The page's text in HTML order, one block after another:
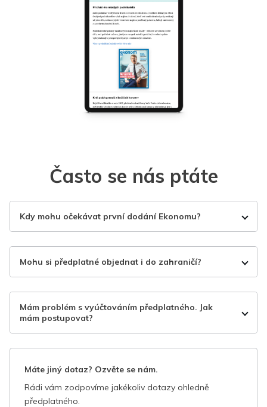
Často se nás ptáte
Kdy mohu očekávat první dodání Ekonomu?
Mohu si předplatné objednat i do zahraničí?
Mám problém s vyúčtováním předplatného. Jak
mám postupovat?
Máte jiný dotaz? Ozvěte se nám.
Rádi vám zodpovíme jakékoliv dotazy ohledně
předplatného.